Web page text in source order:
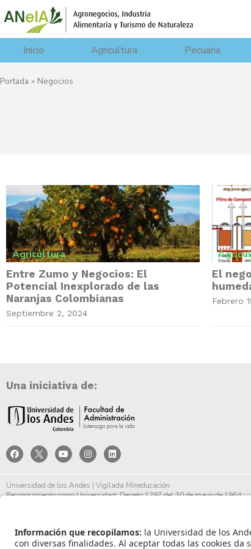
Inicio Agricultura Pecuaria
Portada » Negocios
Agricultura
Entre Zumo y Negocios: El
Potencial Inexplorado de las
Naranjas Colombianas
Septiembre 2, 2024
El
Febrero
Una iniciativa de:
Universidad de los Andes | Vigilada Mineducación
Reconocimiento como Universidad: Decreto 1297 del 30 de mayo de 1964.